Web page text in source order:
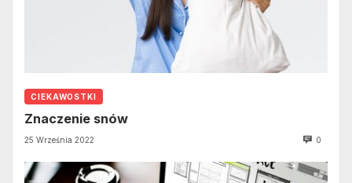
CIEKAWOSTKI
Znaczenie snów
25 Września 2022 0